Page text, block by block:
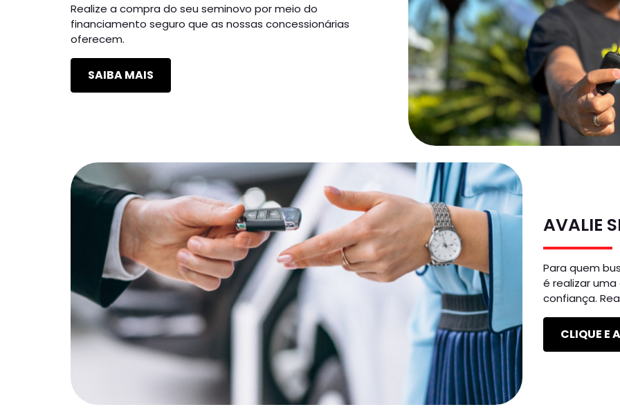
Realize a compra do seu seminovo por meio do
financiamento seguro que as nossas concessionárias
oferecem.
SAIBA MAIS
AVALIE
Para quem
é realizar
confiança.
CLIQUE E